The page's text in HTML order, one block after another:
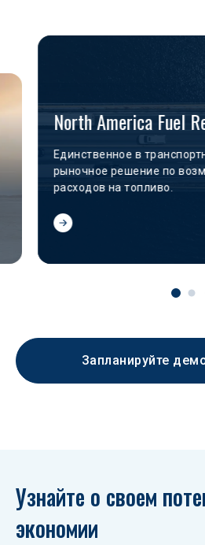
North America Fuel
Единственное в
рыночное решение по
расходов на топливо.
Запланируйте
Узнайте о своем
экономии